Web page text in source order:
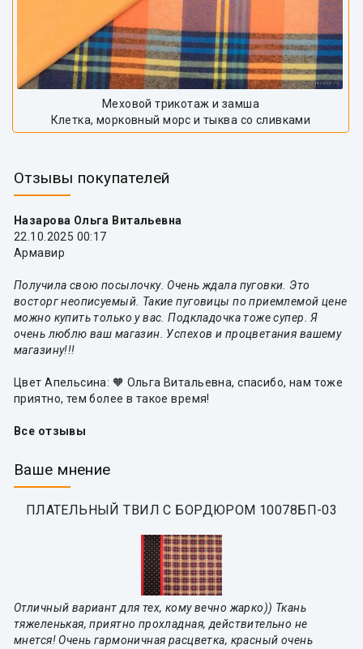
Меховой трикотаж и замша
Клетка, морковный морс и тыква со сливками
Отзывы покупателей
Назарова Ольга Витальевна
22.10.2025 00:17
Армавир
Получила свою посылочку. Очень ждала пуговки. Это
восторг неописуемый. Такие пуговицы по приемлемой цене
можно купить только у вас. Подкладочка тоже супер. Я
очень люблю ваш магазин. Успехов и процветания вашему
магазину!!!
Цвет Апельсина: 🧡 Ольга Витальевна, спасибо, нам тоже
приятно, тем более в такое время!
Все отзывы
Ваше мнение
ПЛАТЕЛЬНЫЙ ТВИЛ С БОРДЮРОМ 10078БП-03
Отличный вариант для тех, кому вечно жарко)) Ткань
тяжеленькая, приятно прохладная, действительно не
мнется! Очень гармоничная расцветка, красный очень